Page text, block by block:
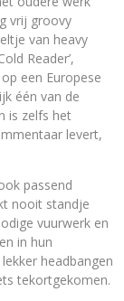
vrij groovy
van heavy
Reader’,
een Europese
één van de
is zelfs het
levert,
passend
nooit standje
vuurwerk en
in hun
headbangen
tekortgekomen.